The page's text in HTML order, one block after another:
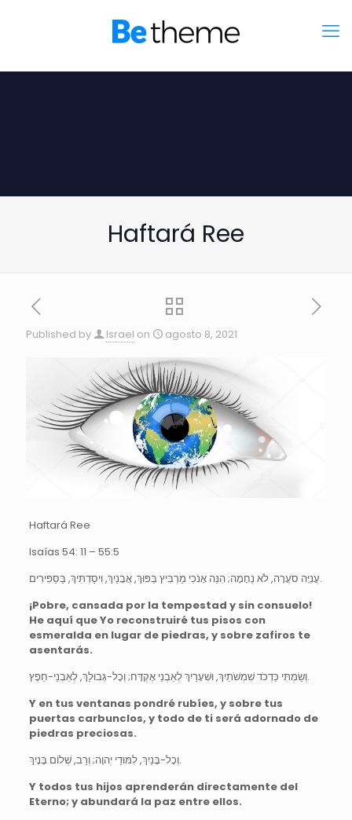
Haftará Ree
Published by Israel on agosto 8, 2021
Haftará Ree
Isaías 54: 11 – 55:5
עֲנִיָּה סֹעֲרָה, לֹא נֻחָמָה; הִנֵּה אָנֹכִי מַרְבִּיץ בַּפּוּךְ, אֲבָנַיִךְ, וִיסַדְתִּיךְ, בַּסַּפִּירִים.
¡Pobre, cansada por la tempestad y sin consuelo!
He aquí que Yo reconstruiré tus pisos con
esmeralda en lugar de piedras, y sobre zafiros te
asentarás.
וְשַׂמְתִּי כַּדְכֹד שִׁמְשֹׁתַיִךְ, וּשְׁעָרַיִךְ לְאַבְנֵי אֶקְדָּח; וְכָל-גְּבוּלֵךְ, לְאַבְנֵי-חֵפֶץ.
Y en tus ventanas pondré rubíes, y sobre tus
puertas carbunclos, y todo de ti será adornado de
piedras preciosas.
וְכָל-בָּנַיִךְ, לִמּוּדֵי יְהוָה; וְרַב, שְׁלוֹם בָּנָיִךְ.
Y todos tus hijos aprenderán directamente del
Eterno; y abundará la paz entre ellos.